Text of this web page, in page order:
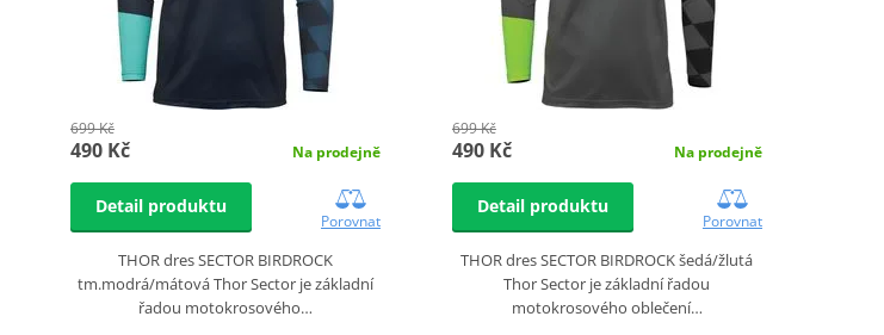
699 Kč
490 Kč Na prodejně
Detail produktu
Porovnat
THOR dres SECTOR BIRDROCK
tm.modrá/mátová Thor Sector je základní
řadou motokrosového…
699 Kč
490 Kč Na prodejně
Detail produktu
Porovnat
THOR dres SECTOR BIRDROCK šedá/žlutá
Thor Sector je základní řadou
motokrosového oblečení…